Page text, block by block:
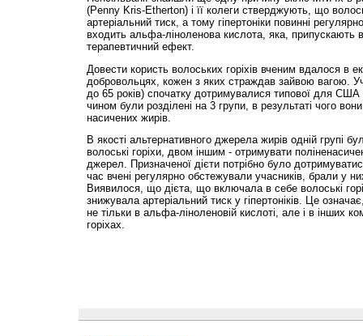
(Penny Kris-Etherton) і її колеги стверджують, що
артеріальний тиск, а тому гіпертоніки повинні
входить альфа-ліноленова кислота, яка, припускають
терапевтичний ефект.
Довести користь волоських горіхів вченим вдалося в
добровольцях, кожен з яких страждав зайвою вагою.
до 65 років) спочатку дотримувалися типової для США
чином були розділені на 3 групи, в результаті чого
насичених жирів.
В якості альтернативного джерела жирів одній групі
волоські горіхи, двом іншим - отримувати
джерел. Призначеної дієти потрібно було
час вчені регулярно обстежували учасників, брали у
Виявилося, що дієта, що включала в себе волоські
знижувала артеріальний тиск у гіпертоніків. Це
не тільки в альфа-ліноленовій кислоті, але і в інших
горіхах.